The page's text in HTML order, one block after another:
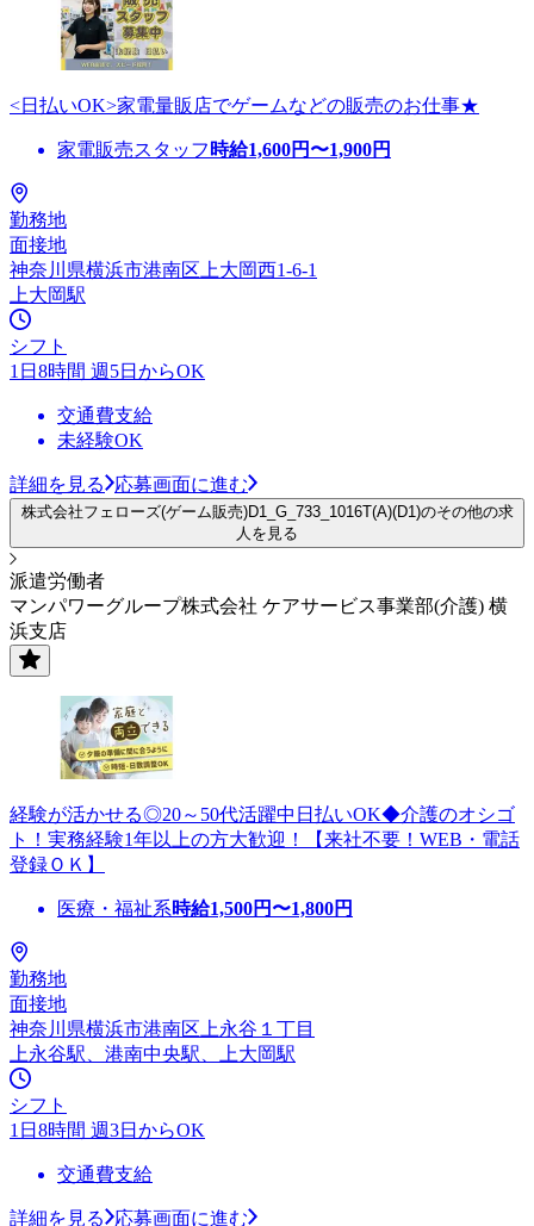
<日払いOK>家電量販店でゲームなどの販売のお仕事★
家電販売スタッフ 時給1,600円〜1,900円
勤務地
面接地
神奈川県横浜市港南区上大岡西1-6-1
上大岡駅
シフト
1日8時間 週5日からOK
交通費支給
未経験OK
詳細を見る 応募画面に進む
株式会社フェローズ(ゲーム販売)D1_G_733_1016T(A)(D1)のその他の求
人を見る
派遣労働者
マンパワーグループ株式会社 ケアサービス事業部(介護) 横
浜支店
経験が活かせる◎20～50代活躍中日払いOK◆介護のオシゴ
ト！実務経験1年以上の方大歓迎！【来社不要！WEB・電話
登録ＯＫ】
医療・福祉系時給1,500円〜1,800円
勤務地
面接地
神奈川県横浜市港南区上永谷１丁目
上永谷駅、港南中央駅、上大岡駅
シフト
1日8時間 週3日からOK
交通費支給
詳細を見る 応募画面に進む